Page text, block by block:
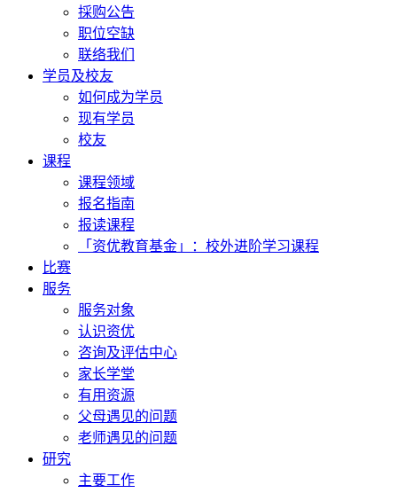
採购公告
职位空缺
联络我们
学员及校友
如何成为学员
现有学员
校友
课程
课程领域
报名指南
报读课程
「资优教育基金」：校外进阶学习课程
比赛
服务
服务对象
认识资优
咨询及评估中心
家长学堂
有用资源
父母遇见的问题
老师遇见的问题
研究
主要工作